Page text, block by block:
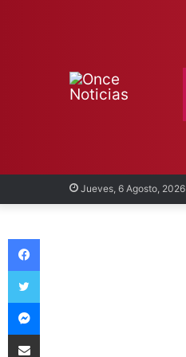
Jueves, 6 Agosto, 2026
Facebook
Twitter
Messenger
Compartir vía Email